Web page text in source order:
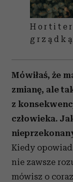
grządką
Mówiłaś, że
zmianę, ale
z
człowieka.
Kiedy
nie zawsze
mówisz o